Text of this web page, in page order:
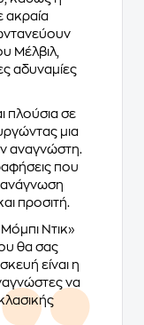
ακραία
Μέλβιλ,
αδυναμίες
πλούσια σε
μια
αναγνώστη.
που
ανάγνωση
προσιτή.
Ντικ»
θα σας
είναι η
να